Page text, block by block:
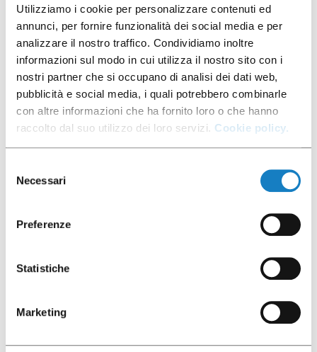
Utilizziamo i cookie per personalizzare contenuti ed
annunci, per fornire funzionalità dei social media e per
analizzare il nostro traffico. Condividiamo inoltre
informazioni sul modo in cui utilizza il nostro sito con i
nostri partner che si occupano di analisi dei dati web,
pubblicità e social media, i quali potrebbero combinarle
con altre informazioni che ha fornito loro o che hanno
raccolto dal suo utilizzo dei loro servizi. Cookie policy.
delNecessari
Preferenze
Statistiche
Marketing
050525
G.250cc PP Super
Transparent Monoscellé
50 pces